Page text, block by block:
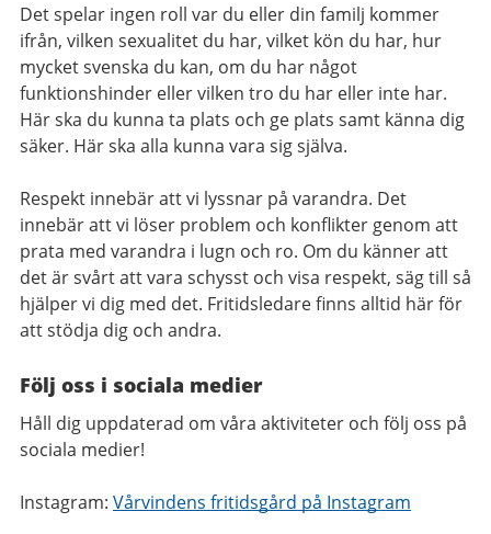
Det spelar ingen roll var du eller din familj kommer
ifrån, vilken sexualitet du har, vilket kön du har, hur
mycket svenska du kan, om du har något
funktionshinder eller vilken tro du har eller inte har.
Här ska du kunna ta plats och ge plats samt känna dig
säker. Här ska alla kunna vara sig själva.
Respekt innebär att vi lyssnar på varandra. Det
innebär att vi löser problem och konflikter genom att
prata med varandra i lugn och ro. Om du känner att
det är svårt att vara schysst och visa respekt, säg till så
hjälper vi dig med det. Fritidsledare finns alltid här för
att stödja dig och andra.
Följ oss i sociala medier
Håll dig uppdaterad om våra aktiviteter och följ oss på
sociala medier!
Instagram: Vårvindens fritidsgård på Instagram